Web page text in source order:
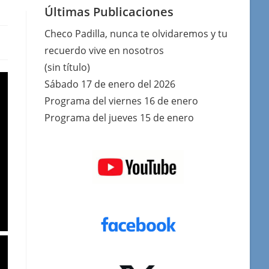
Últimas Publicaciones
Checo Padilla, nunca te olvidaremos y tu
recuerdo vive en nosotros
(sin título)
Sábado 17 de enero del 2026
Programa del viernes 16 de enero
Programa del jueves 15 de enero